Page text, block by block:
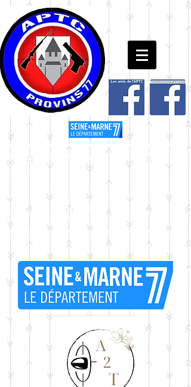
Association Provinoise de Tir à la
Cible
Coordonnées GPS
N 48°32’49.8"
E 03°17’58.7"